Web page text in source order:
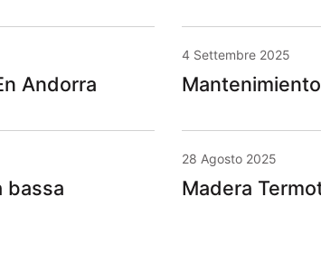
Andorra
4 Settembre 2025
bassa
28 Agosto 2025
Madera